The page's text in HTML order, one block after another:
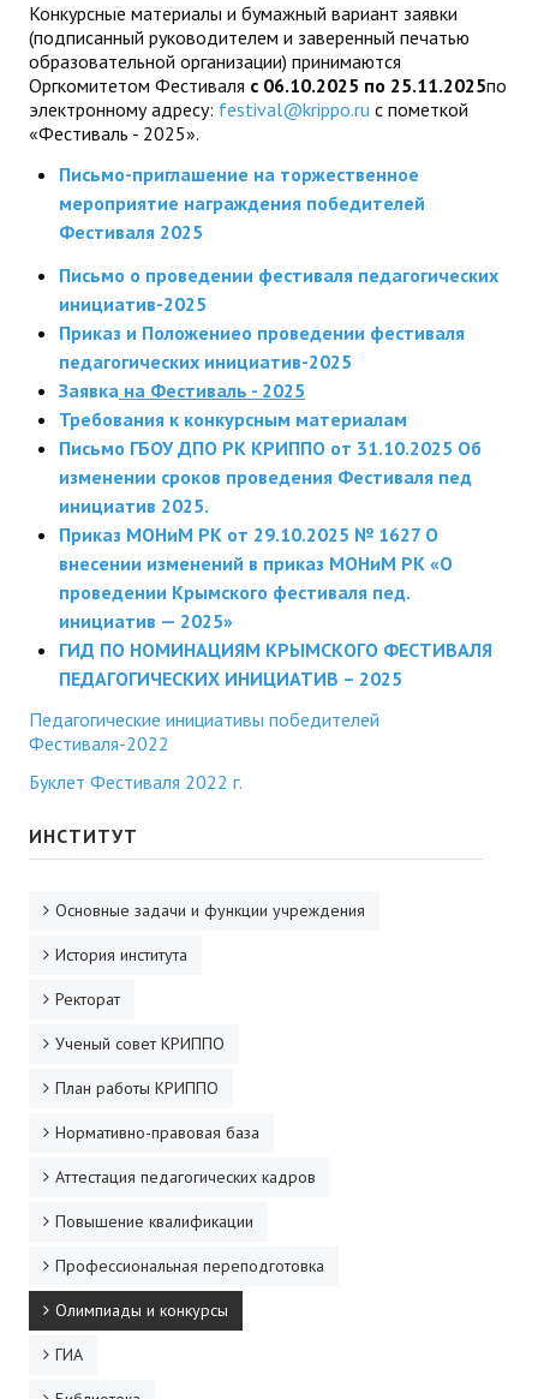
Конкурсные материалы и бумажный вариант заявки
(подписанный руководителем и заверенный печатью
образовательной организации) принимаются
Оргкомитетом Фестиваля с 06.10.2025 по 25.11.2025по
электронному адресу: festival@krippo.ru с пометкой
«Фестиваль - 2025».
Письмо-приглашение на торжественное
мероприятие награждения победителей
Фестиваля 2025
Письмо о проведении фестиваля педагогических
инициатив-2025
Приказ и Положениео проведении фестиваля
педагогических инициатив-2025
Заявка на Фестиваль - 2025
Требования к конкурсным материалам
Письмо ГБОУ ДПО РК КРИППО от 31.10.2025 Об
изменении сроков проведения Фестиваля пед
инициатив 2025.
Приказ МОНиМ РК от 29.10.2025 № 1627 О
внесении изменений в приказ МОНиМ РК «О
проведении Крымского фестиваля пед.
инициатив — 2025»
ГИД ПО НОМИНАЦИЯМ КРЫМСКОГО ФЕСТИВАЛЯ
ПЕДАГОГИЧЕСКИХ ИНИЦИАТИВ – 2025
Педагогические инициативы победителей
Фестиваля-2022
Буклет Фестиваля 2022 г.
ИНСТИТУТ
Основные задачи и функции учреждения
История института
Ректорат
Ученый совет КРИППО
План работы КРИППО
Нормативно-правовая база
Аттестация педагогических кадров
Повышение квалификации
Профессиональная переподготовка
Олимпиады и конкурсы
ГИА